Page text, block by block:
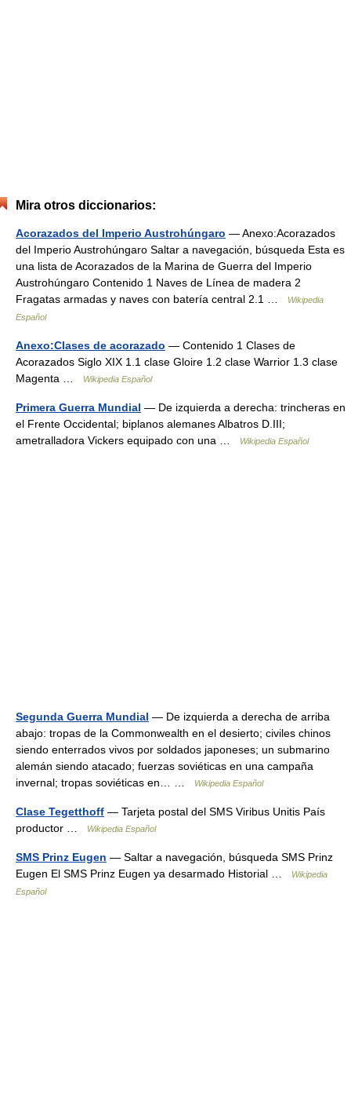
Mira otros diccionarios:
Acorazados del Imperio Austrohúngaro — Anexo:Acorazados
del Imperio Austrohúngaro Saltar a navegación, búsqueda Esta es
una lista de Acorazados de la Marina de Guerra del Imperio
Austrohúngaro Contenido 1 Naves de Línea de madera 2
Fragatas armadas y naves con batería central 2.1 …
Wikipedia
Español
Anexo:Clases de acorazado — Contenido 1 Clases de
Acorazados Siglo XIX 1.1 clase Gloire 1.2 clase Warrior 1.3 clase
Magenta …
Wikipedia Español
Primera Guerra Mundial — De izquierda a derecha: trincheras en
el Frente Occidental; biplanos alemanes Albatros D.III;
ametralladora Vickers equipado con una …
Wikipedia Español
Segunda Guerra Mundial — De izquierda a derecha de arriba
abajo: tropas de la Commonwealth en el desierto; civiles chinos
siendo enterrados vivos por soldados japoneses; un submarino
alemán siendo atacado; fuerzas soviéticas en una campaña
invernal; tropas soviéticas en… …
Wikipedia Español
Clase Tegetthoff — Tarjeta postal del SMS Viribus Unitis País
productor …
Wikipedia Español
SMS Prinz Eugen — Saltar a navegación, búsqueda SMS Prinz
Eugen El SMS Prinz Eugen ya desarmado Historial …
Wikipedia
Español